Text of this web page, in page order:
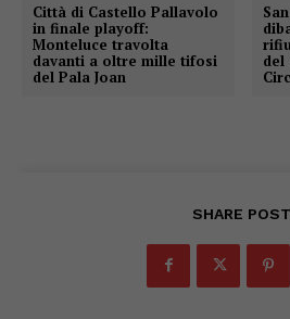
Città di Castello Pallavolo
in finale playoff:
Monteluce travolta
davanti a oltre mille tifosi
del Pala Joan
del
SHARE